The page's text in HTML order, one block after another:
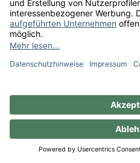
Weinberatung
Informationen
Internationaler Wein
* Alle Preise inkl.